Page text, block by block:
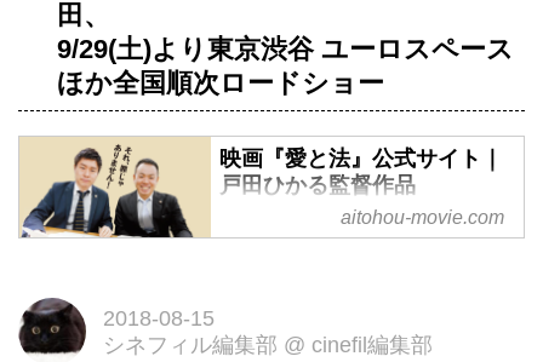
田、
9/29(土)より東京渋谷 ユーロスペース
ほか全国順次ロードショー
映画『愛と法』公式サイト｜
戸田ひかる監督作品
目立ちたがりのカズとしっかり者
リー映画！9月下旬より〔東京渋
aitohou-movie.com
2018-08-15
シネフィル編集部 @ cinefil編集部